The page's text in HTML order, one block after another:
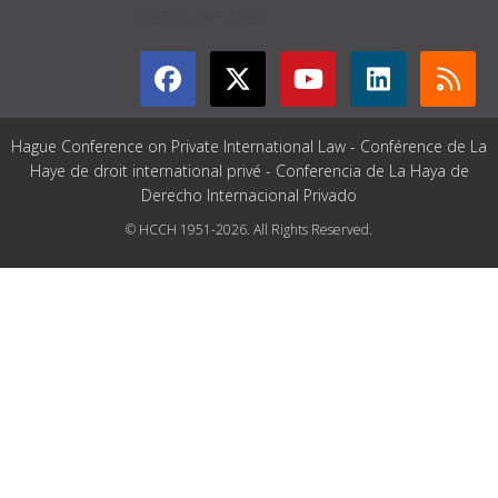
Hague Conference on Private International Law - Conférence de La
Haye de droit international privé - Conferencia de La Haya de
Derecho Internacional Privado
© HCCH 1951-2026. All Rights Reserved.